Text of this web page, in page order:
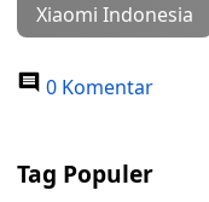
Xiaomi Indonesia
0 Komentar
Tag Populer